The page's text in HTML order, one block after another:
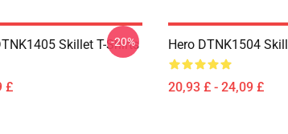
Skillet T-Shirts
£
-20% Hero DTNK1504
20,93 £ - 24,09 £